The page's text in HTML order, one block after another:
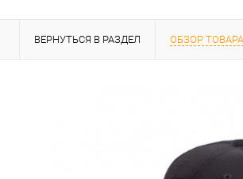
ВЕРНУТЬСЯ В РАЗДЕЛ ОБЗОР ТОВАРА